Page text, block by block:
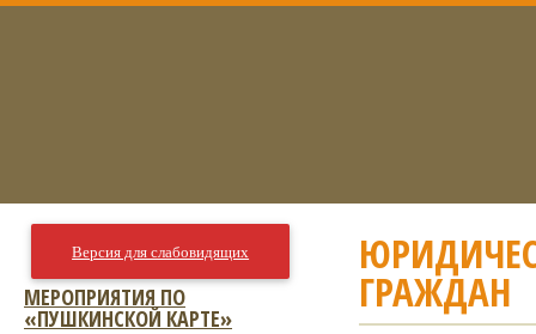
ГРАЖДАН
Версия для слабовидящих
МЕРОПРИЯТИЯ ПО
«ПУШКИНСКОЙ КАРТЕ»